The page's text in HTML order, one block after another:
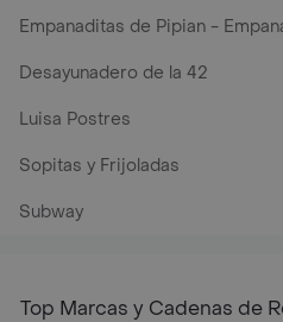
Empanaditas de Pipian -
Desayunadero de la 42
Luisa Postres
Sopitas y Frijoladas
Subway
Top Marcas y Cadenas de